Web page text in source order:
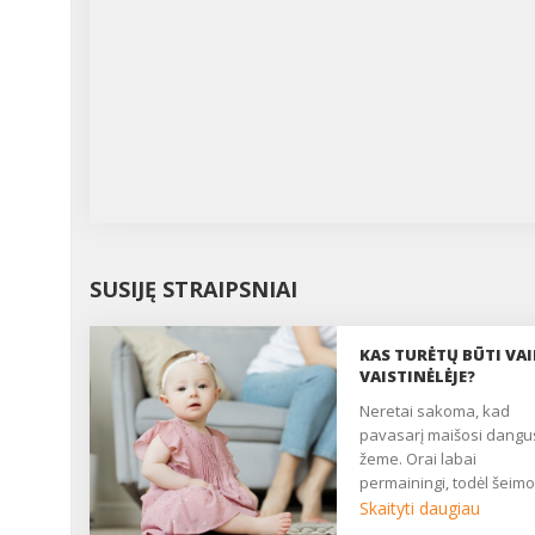
SUSIJĘ STRAIPSNIAI
KAS TURĖTŲ BŪTI
VAISTINĖLĖJE?
Neretai sakoma, kad
pavasarį maišosi
žeme. Orai labai
permainingi, todėl
kuriose yra vaikų,
Skaityti daugiau